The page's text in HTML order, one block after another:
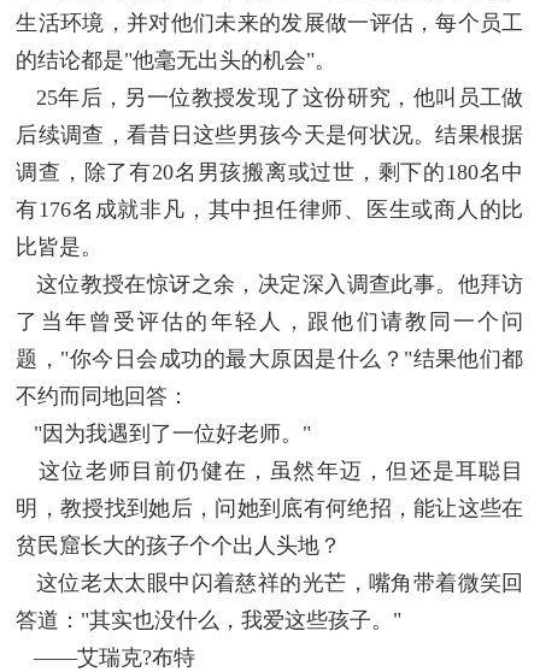
生活环境，并对他们未来的发展做一评估，每个员工
的结论都是"他毫无出头的机会"。
25年后，另一位教授发现了这份研究，他叫员工做
后续调查，看昔日这些男孩今天是何状况。结果根据
调查，除了有20名男孩搬离或过世，剩下的180名中
有176名成就非凡，其中担任律师、医生或商人的比
比皆是。
这位教授在惊讶之余，决定深入调查此事。他拜访
了当年曾受评估的年轻人，跟他们请教同一个问
题，"你今日会成功的最大原因是什么？"结果他们都
不约而同地回答：
"因为我遇到了一位好老师。"
这位老师目前仍健在，虽然年迈，但还是耳聪目
明，教授找到她后，问她到底有何绝招，能让这些在
贫民窟长大的孩子个个出人头地？
这位老太太眼中闪着慈祥的光芒，嘴角带着微笑回
答道："其实也没什么，我爱这些孩子。"
——艾瑞克?布特